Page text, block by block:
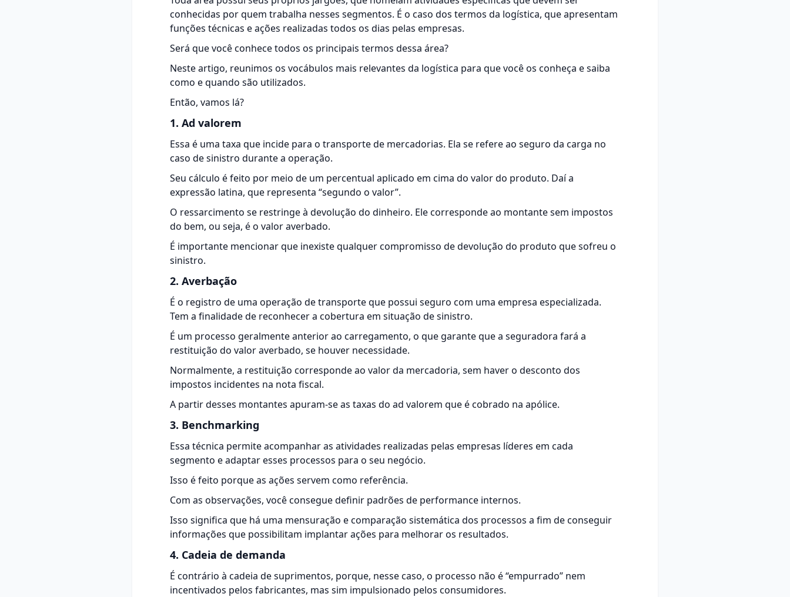
conhecidas por quem trabalha nesses segmentos. É o caso dos termos da logística, que apresentam
funções técnicas e ações realizadas todos os dias pelas empresas.
Será que você conhece todos os principais termos dessa área?
Neste artigo, reunimos os vocábulos mais relevantes da logística para que você os conheça e saiba
como e quando são utilizados.
Então, vamos lá?
1. Ad valorem
Essa é uma taxa que incide para o transporte de mercadorias. Ela se refere ao seguro da carga no
caso de sinistro durante a operação.
Seu cálculo é feito por meio de um percentual aplicado em cima do valor do produto. Daí a
expressão latina, que representa “segundo o valor”.
O ressarcimento se restringe à devolução do dinheiro. Ele corresponde ao montante sem impostos
do bem, ou seja, é o valor averbado.
É importante mencionar que inexiste qualquer compromisso de devolução do produto que sofreu o
sinistro.
2. Averbação
É o registro de uma operação de transporte que possui seguro com uma empresa especializada.
Tem a finalidade de reconhecer a cobertura em situação de sinistro.
É um processo geralmente anterior ao carregamento, o que garante que a seguradora fará a
restituição do valor averbado, se houver necessidade.
Normalmente, a restituição corresponde ao valor da mercadoria, sem haver o desconto dos
impostos incidentes na nota fiscal.
A partir desses montantes apuram-se as taxas do ad valorem que é cobrado na apólice.
3. Benchmarking
Essa técnica permite acompanhar as atividades realizadas pelas empresas líderes em cada
segmento e adaptar esses processos para o seu negócio.
Isso é feito porque as ações servem como referência.
Com as observações, você consegue definir padrões de performance internos.
Isso significa que há uma mensuração e comparação sistemática dos processos a fim de conseguir
informações que possibilitam implantar ações para melhorar os resultados.
4. Cadeia de demanda
É contrário à cadeia de suprimentos, porque, nesse caso, o processo não é “empurrado” nem
incentivados pelos fabricantes, mas sim impulsionado pelos consumidores.